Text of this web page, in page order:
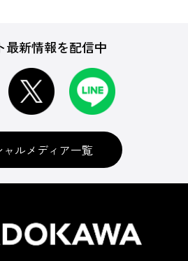
最新情報を配信中
ャルメディア一覧